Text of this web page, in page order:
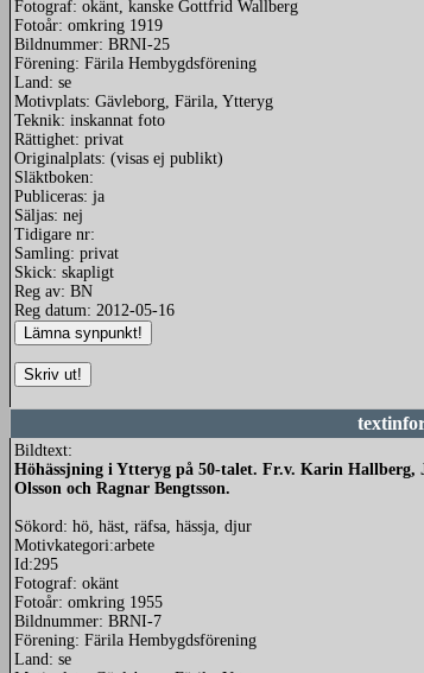
Fotograf: okänt, kanske Gottfrid Wallberg
Fotoår: omkring 1919
Bildnummer: BRNI-25
Förening: Färila Hembygdsförening
Land: se
Motivplats: Gävleborg, Färila, Ytteryg
Teknik: inskannat foto
Rättighet: privat
Originalplats: (visas ej publikt)
Släktboken:
Publiceras: ja
Säljas: nej
Tidigare nr:
Samling: privat
Skick: skapligt
Reg av: BN
Reg datum: 2012-05-16
Bildtext:
Höhässjning i Ytteryg på 50-talet. Fr.v. Karin
Olsson och Ragnar Bengtsson.
Sökord: hö, häst, räfsa, hässja, djur
Motivkategori:arbete
Id:295
Fotograf: okänt
Fotoår: omkring 1955
Bildnummer: BRNI-7
Förening: Färila Hembygdsförening
Land: se